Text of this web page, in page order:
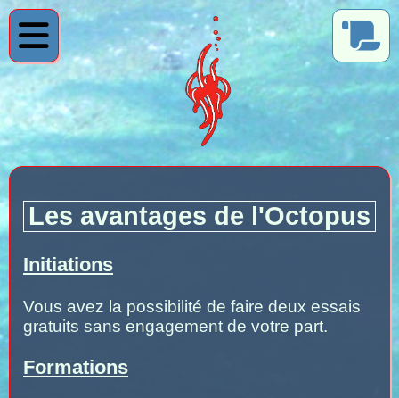
Les avantages de l'Octopus
Initiations
Vous avez la possibilité de faire deux essais
gratuits sans engagement de votre part.
Formations